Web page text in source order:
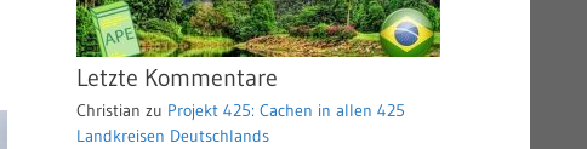
Letzte Kommentare
Christian zu Projekt 425: Cachen in allen 425
Landkreisen Deutschlands